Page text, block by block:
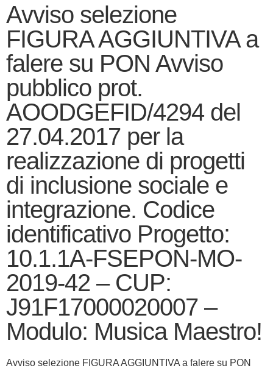
Avviso selezione
FIGURA AGGIUNTIVA a
falere su PON Avviso
pubblico prot.
AOODGEFID/4294 del
27.04.2017 per la
realizzazione di progetti
di inclusione sociale e
integrazione. Codice
identificativo Progetto:
10.1.1A-FSEPON-MO-
2019-42 – CUP:
J91F17000020007 –
Modulo: Musica Maestro!
Avviso selezione FIGURA AGGIUNTIVA a falere su PON